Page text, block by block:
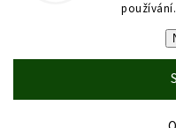
používání.
Datlové